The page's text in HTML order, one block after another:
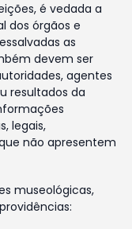
é vedada a
dos órgãos e
as
devem ser
agentes
resultados da
legais,
não apresentem
museológicas,